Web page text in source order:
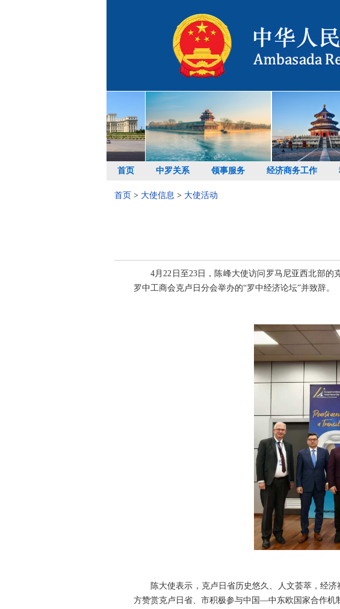
首页 中罗关系 领事服务 经济商务工作
首页 > 大使信息 > 大使活动
4月22日至23日，陈峰大使访问罗马尼亚西北部的
罗中工商会克卢日分会举办的“罗中经济论坛”并致辞。
陈大使表示，克卢日省历史悠久、人文荟萃，经济
方赞赏克卢日省、市积极参与中国—中东欧国家合作机